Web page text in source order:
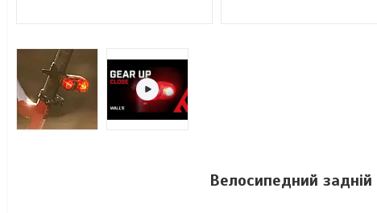
Велосипедний